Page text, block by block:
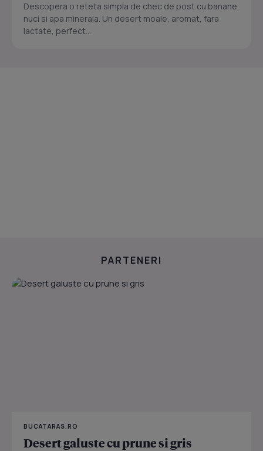
Descopera o reteta simpla de chec de post cu banane,
nuci si apa minerala. Un desert moale, aromat, fara
lactate, perfect...
PARTENERI
BUCATARAS.RO
Desert galuste cu prune si gris